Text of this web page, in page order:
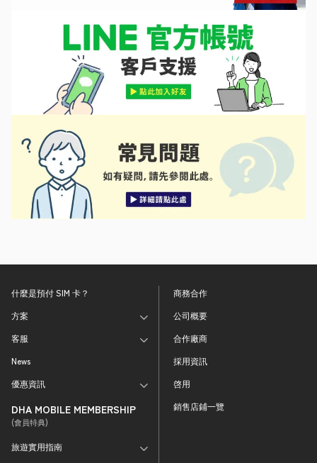
什麼是預付 SIM 卡？
方案
客服
News
優惠資訊
DHA MOBILE MEMBERSHIP
(會員特典)
旅遊實用指南
商務合作
公司概要
合作廠商
採用資訊
啓用
銷售店鋪一覽